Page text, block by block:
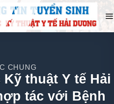
CHUNG
thuật Y tế Hải
tác với Bệnh